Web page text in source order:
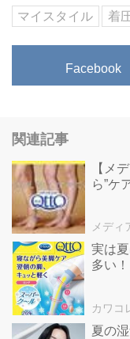
マイスタイル 着
Facebook
関連記事
【メ
ら”ケ
メディ
実は
多い！
カワコ
夏の